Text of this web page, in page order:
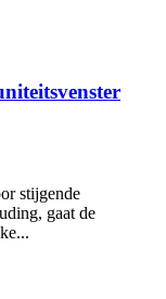
stijgende
gaat de